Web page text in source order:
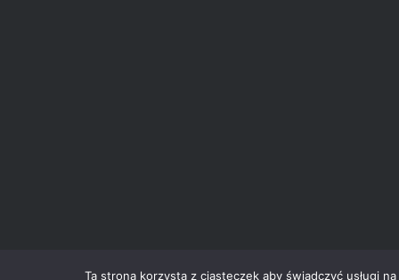
Ta strona korzysta z ciasteczek aby świadczyć usługi